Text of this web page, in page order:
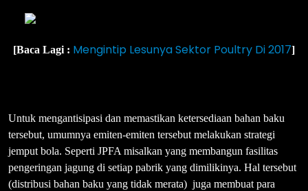
[Baca Lagi : Mengintip Lesunya Sektor Poultry Di 2017]
Untuk mengantisipasi dan memastikan ketersediaan bahan baku
tersebut, umumnya emiten-emiten tersebut melakukan strategi
jemput bola. Seperti JPFA misalkan yang membangun fasilitas
pengeringan jagung di setiap pabrik yang dimilikinya. Hal tersebut
(distribusi bahan baku yang tidak merata) juga membuat para